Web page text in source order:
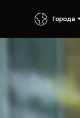
Города